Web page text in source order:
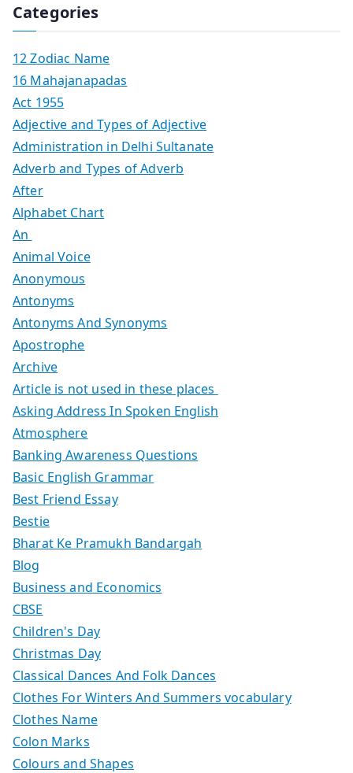
Categories
12 Zodiac Name
16 Mahajanapadas
Act 1955
Adjective and Types of Adjective
Administration in Delhi Sultanate
Adverb and Types of Adverb
After
Alphabet Chart
An
Animal Voice
Anonymous
Antonyms
Antonyms And Synonyms
Apostrophe
Archive
Article is not used in these places
Asking Address In Spoken English
Atmosphere
Banking Awareness Questions
Basic English Grammar
Best Friend Essay
Bestie
Bharat Ke Pramukh Bandargah
Blog
Business and Economics
CBSE
Children's Day
Christmas Day
Classical Dances And Folk Dances
Clothes For Winters And Summers vocabulary
Clothes Name
Colon Marks
Colours and Shapes